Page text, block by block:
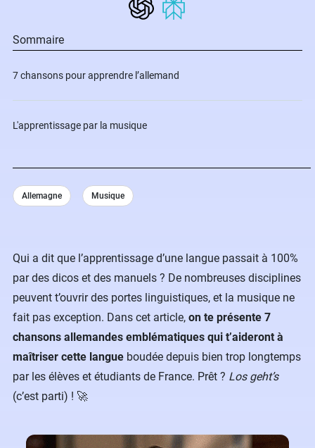
Qui a dit que l’apprentissage d’une langue passait à 100%
par des dicos et des manuels ? De nombreuses disciplines
peuvent t’ouvrir des portes linguistiques, et la musique ne
fait pas exception. Dans cet article, on te présente 7
chansons allemandes emblématiques qui t’aideront à
maîtriser cette langue boudée depuis bien trop longtemps
par les élèves et étudiants de France. Prêt ? Los geht’s
(c’est parti) !​ 🚀
Sommaire
7 chansons pour apprendre l’allemand
L'apprentissage par la musique
Allemagne Musique